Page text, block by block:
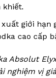
khiết.
giới hạn
cao cấp
Absolut
nghiệm vị